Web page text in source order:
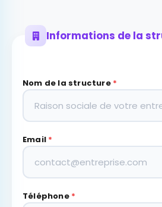
Informations de la
Nom de la structure *
Email *
Téléphone *